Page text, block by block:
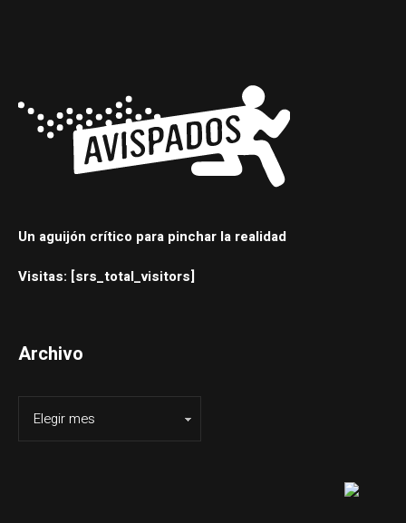
Un aguijón crítico para pinchar la realidad
Visitas: [srs_total_visitors]
Archivo